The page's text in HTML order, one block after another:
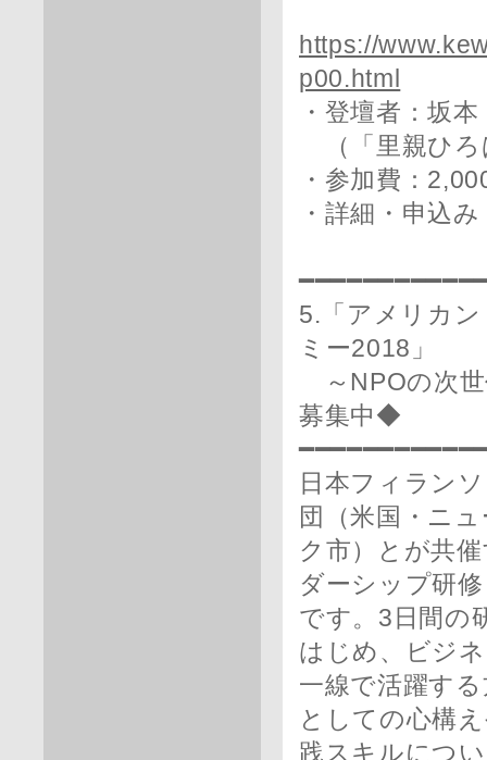
https://
p00.html
・登壇者：坂
（「里親ひ
・参加費：
・詳細・申込み
5.「アメリカ
ミー2018」
～NPOの次
募集中◆
日本フィラン
団（米国・ニ
ク市）とが共
ダーシップ研
です。3日間の
はじめ、ビジ
一線で活躍す
としての心構
践スキルにつ